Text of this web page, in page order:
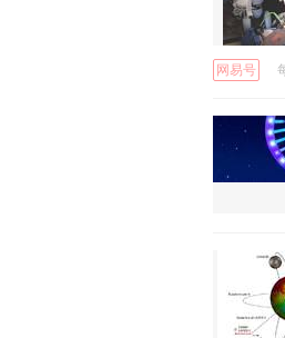
网易号